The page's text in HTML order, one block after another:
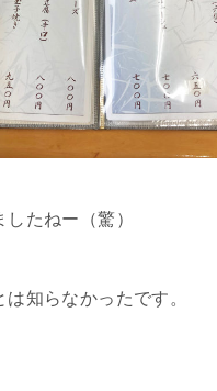
たねー（驚）
知らなかったです。